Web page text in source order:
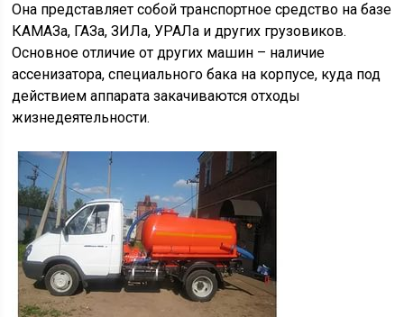
Она представляет собой транспортное средство на базе
КАМАЗа, ГАЗа, ЗИЛа, УРАЛа и других грузовиков.
Основное отличие от других машин – наличие
ассенизатора, специального бака на корпусе, куда под
действием аппарата закачиваются отходы
жизнедеятельности.